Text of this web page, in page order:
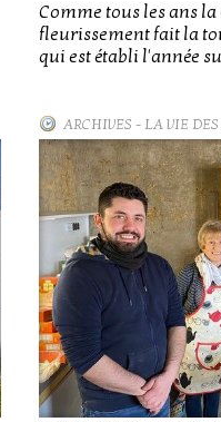
Comme tous les ans
fleurissement fait la
qui est établi l'année
ARCHIVES - LA VIE